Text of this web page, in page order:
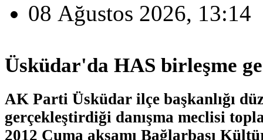
08 Ağustos 2026, 13:14
Üsküdar'da HAS birleşme
AK Parti Üsküdar ilçe başkanlığı
gerçekleştirdiği danışma meclisi
2012 Cuma akşamı Bağlarbaşı